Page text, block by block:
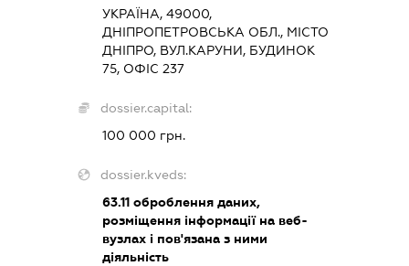
УКРАЇНА, 49000,
ДНІПРОПЕТРОВСЬКА ОБЛ., МІСТО
ДНІПРО, ВУЛ.КАРУНИ, БУДИНОК
75, ОФІС 237
dossier.capital:
100 000 грн.
dossier.kveds:
63.11оброблення даних,
розміщення інформації на веб-
вузлах і пов'язана з ними
діяльність